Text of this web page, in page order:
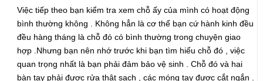
Việc tiếp theo bạn kiểm tra xem chỗ ấy của mình có hoạt động
bình thường không . Không hẳn là cơ thể bạn cứ hành kinh đều
đều hàng tháng là chỗ đó có bình thường trong chuyện giao
hợp .Nhưng bạn nên nhớ trước khi bạn tìm hiểu chỗ đó , việc
quan trọng nhất là bạn phải đảm bảo vệ sinh . Chỗ đó và hai
bàn tay phải được rửa thật sạch , các móng tay được cắt ngắn .